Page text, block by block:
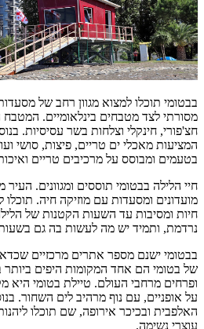
בבטומי תוכלו למצוא מגוון רחב של
מסורתי לצד מטבחים בינלאומיים. המטבח
חצ'פורי, חינקלי וצלחות בשר עסיסיות.
המציעות מאכלי ים טריים, פיצות, סושי
בטעמים ומבוסס על מרכיבים טריים
חיי הלילה בבטומי תוססים ומגוונים.
מועדונים ומסעדות עם מוזיקה חיה. תוכלו
חיות ומסיבות עד השעות הקטנות של
נרדמת, ותמיד יש מה לעשות בה גם
בבטומי ישנם מספר אתרים מרכזיים
של בטומי הם אחד המקומות היפים ביותר
ופרחים מרחבי העולם. טיילת בטומי היא
על אופניים, עם נוף מרהיב לים השחור.
האלפבית ובכיכר אירופה, שם תוכלו
עוצרי נשימה.